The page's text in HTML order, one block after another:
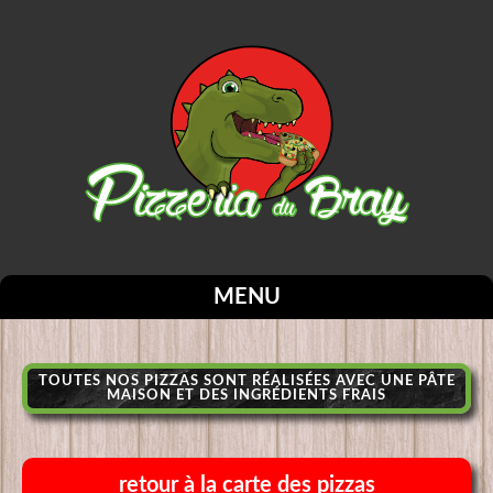
MENU
TOUTES NOS PIZZAS SONT RÉALISÉES AVEC UNE PÂTE
MAISON ET DES INGRÉDIENTS FRAIS
retour à la carte des pizzas